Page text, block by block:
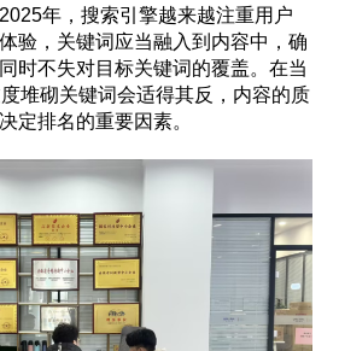
年，搜索引擎越来越注重用户
验，关键词应当融入到内容中，确
时不失对目标关键词的覆盖。在当
堆砌关键词会适得其反，内容的质
定排名的重要因素。